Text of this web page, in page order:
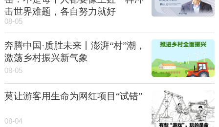
击世界难题，各自努力就好
08-05
奔腾中国·质胜未来丨澎湃“村”潮，
激荡乡村振兴新气象
08-05
莫让游客用生命为网红项目“试错”
08-04